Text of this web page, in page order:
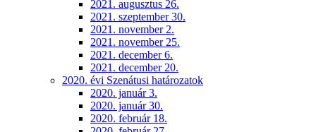
2021. augusztus 26.
2021. szeptember 30.
2021. november 2.
2021. november 25.
2021. december 6.
2021. december 20.
2020. évi Szenátusi határozatok
2020. január 3.
2020. január 30.
2020. február 18.